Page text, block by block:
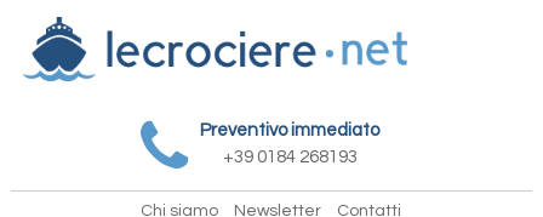
Preventivo immediato
+39 0184 268193
Chi siamo Newsletter Contatti